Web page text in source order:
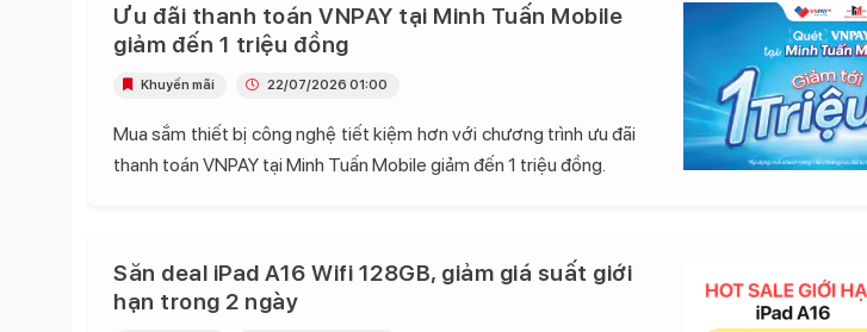
Ưu đãi thanh toán VNPAY tại Minh Tuấn Mobile
giảm đến 1 triệu đồng
Mua sắm thiết bị công nghệ tiết kiệm hơn với chương trình ưu đãi
thanh toán VNPAY tại Minh Tuấn Mobile giảm đến 1 triệu đồng.
Khuyến mãi 22/07/2026 01:00
Săn deal iPad A16 Wifi 128GB, giảm giá suất giới
hạn trong 2 ngày